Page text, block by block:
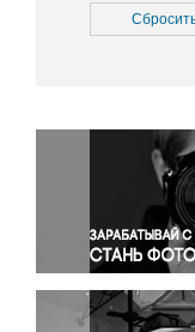
Медицина
Политика
Религия
Светская
Спорт